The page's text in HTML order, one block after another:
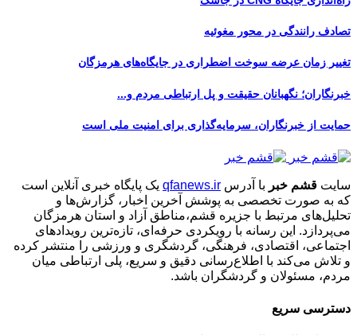
تصادف رانندگی در محور مغوئیه
تغییر زمان عرضه سوخت اضطراری در جایگاه‌های هرمزگان
خبرنگاران؛ نگهبانان حقیقت و پل ارتباطی مردم و...
حمایت از خبرنگاران، سرمایه‌گذاری برای امنیت ملی است
سایت قشم خبر با آدرس qfanews.ir یک پایگاه خبری آنلاین است
که به صورت تخصصی به پوشش آخرین اخبار، گزارش‌ها و
تحلیل‌های مرتبط با جزیره قشم،مناطق آزاد و استان هرمزگان
می‌پردازد. این رسانه با رویکردی حرفه‌ای، تازه‌ترین رویدادهای
اجتماعی، اقتصادی، فرهنگی، گردشگری و ورزشی را منتشر کرده
و تلاش می‌کند با اطلاع‌رسانی دقیق و سریع، پلی ارتباطی میان
مردم، مسئولان و گردشگران باشد.
دسترسی سریع